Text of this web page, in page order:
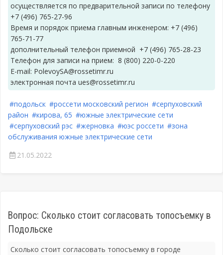
осуществляется по предварительной записи по телефону
+7 (496) 765-27-96
Время и порядок приема главным инженером: +7 (496)
765-71-77
дополнительный телефон приемной +7 (496) 765-28-23
Телефон для записи на прием: 8 (800) 220-0-220
E-mail: PolevoySA@rossetimr.ru
электронная почта ues@rossetimr.ru
#подольск #россети московский регион #серпуховский
район #кирова, 65 #южные электрические сети
#серпуховский рэс #жерновка #юэс россети #зона
обслуживания южные электрические сети
21.05.2022
Вопрос: Сколько стоит согласовать топосъемку в
Подольске
Сколько стоит согласовать топосъемку в городе